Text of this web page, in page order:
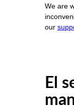
We are
our
El